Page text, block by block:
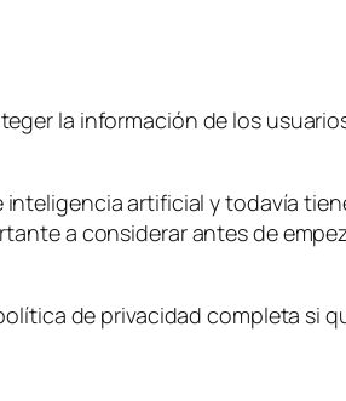
la información de los
artificial y todavía
a considerar antes de
de privacidad completa si